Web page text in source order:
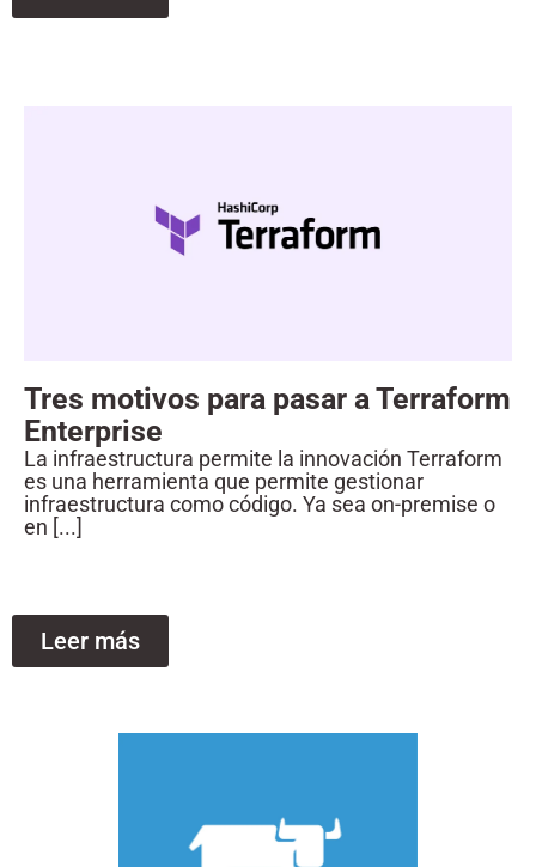
Tres motivos para pasar a Terraform
Enterprise
La infraestructura permite la innovación Terraform
es una herramienta que permite gestionar
infraestructura como código. Ya sea on-premise o
en [...]
Leer más